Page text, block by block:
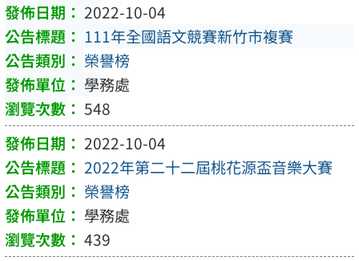
2022-10-04
111年全國語文競賽新竹市複賽
榮譽榜
學務處
548
2022-10-04
2022年第二十二屆桃花源盃音樂大賽
榮譽榜
學務處
439